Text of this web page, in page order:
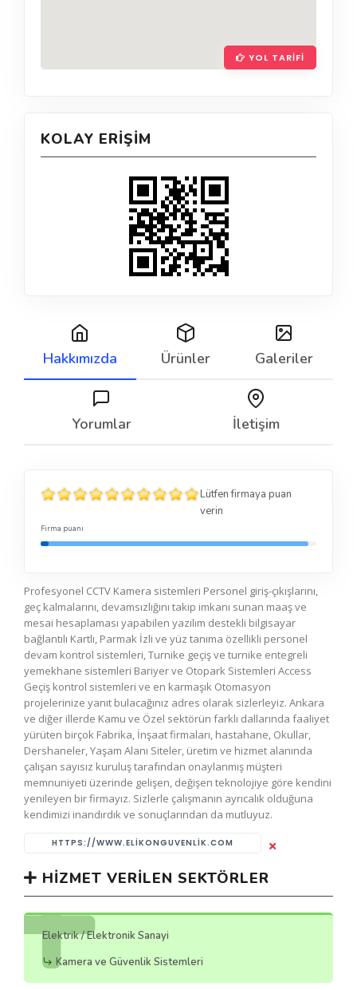
YOL TARIFI
KOLAY ERIŞIM
Hakkımızda Ürünler Galeriler
Yorumlar İletişim
Lütfen firmaya puan
verin
Firma puanı
Profesyonel CCTV Kamera sistemleri Personel giriş-çıkışlarını,
geç kalmalarını, devamsızlığını takip imkanı sunan maaş ve
mesai hesaplaması yapabilen yazılım destekli bilgisayar
bağlantılı Kartlı, Parmak İzli ve yüz tanıma özellikli personel
devam kontrol sistemleri, Turnike geçiş ve turnike entegreli
yemekhane sistemleri Bariyer ve Otopark Sistemleri Access
Geçiş kontrol sistemleri ve en karmaşık Otomasyon
projelerinize yanıt bulacağınız adres olarak sizlerleyiz. Ankara
ve diğer illerde Kamu ve Özel sektörün farklı dallarında faaliyet
yürüten birçok Fabrika, İnşaat firmaları, hastahane, Okullar,
Dershaneler, Yaşam Alanı Siteler, üretim ve hizmet alanında
çalışan sayısız kuruluş tarafından onaylanmış müşteri
memnuniyeti üzerinde gelişen, değişen teknolojiye göre kendini
yenileyen bir firmayız. Sizlerle çalışmanın ayrıcalık olduğuna
kendimizi inandırdık ve sonuçlarından da mutluyuz.
HTTPS://WWW.ELIKONGUVENLIK.COM
HIZMET VERILEN SEKTÖRLER
Elektrik / Elektronik Sanayi
Kamera ve Güvenlik Sistemleri